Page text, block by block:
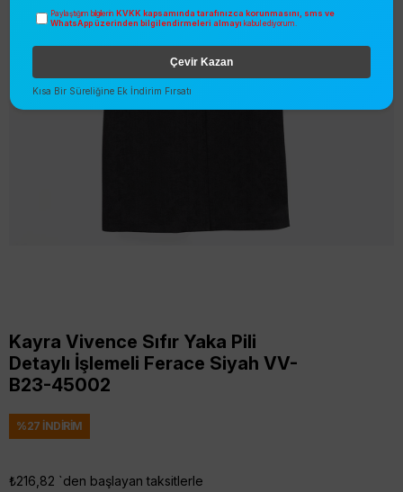
Kayra Vivence Sıfır Yaka Pili
Detaylı İşlemeli Ferace Siyah VV-
B23-45002
%27 İNDIRIM
₺216,82 `den başlayan taksitlerle
Paylaştığım bilgilerin KVKK kapsamında tarafınızca korunmasını, sms ve
WhatsApp üzerinden bilgilendirmeleri almayı kabul ediyorum.
Çevir Kazan
Kısa Bir Süreliğine Ek İndirim Fırsatı